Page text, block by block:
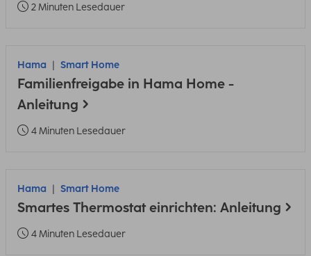
2 Minuten Lesedauer
Hama Smart Home
Familienfreigabe in Hama Home -
Anleitung
4 Minuten Lesedauer
Hama Smart Home
Smartes Thermostat einrichten: Anleitung
4 Minuten Lesedauer